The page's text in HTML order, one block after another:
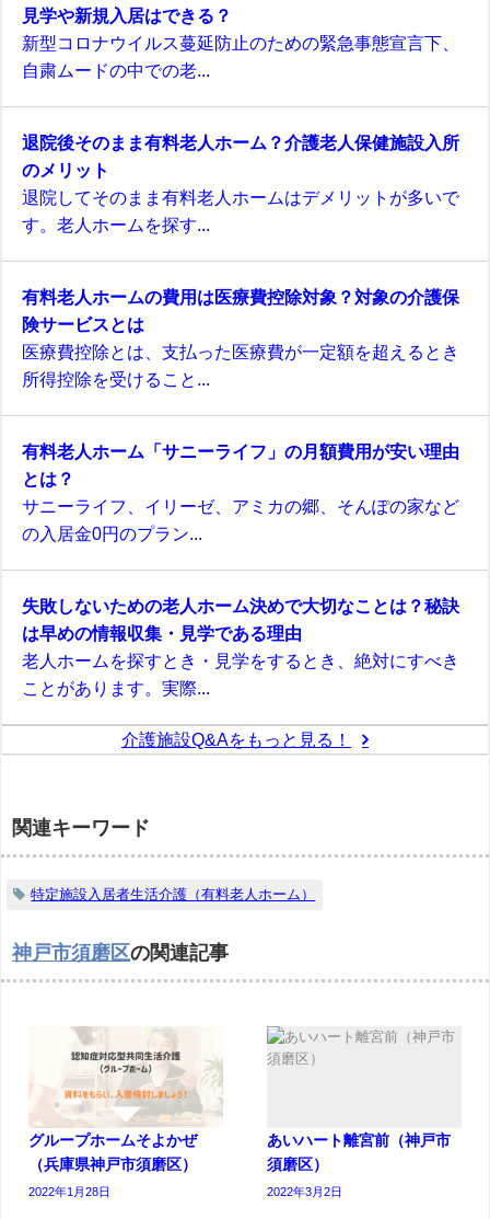
見学や新規入居はできる？
新型コロナウイルス蔓延防止のための緊急事態宣言下、
自粛ムードの中での老...
退院後そのまま有料老人ホーム？介護老人保健施設入所
のメリット
退院してそのまま有料老人ホームはデメリットが多いで
す。老人ホームを探す...
有料老人ホームの費用は医療費控除対象？対象の介護保
険サービスとは
医療費控除とは、支払った医療費が一定額を超えるとき
所得控除を受けること...
有料老人ホーム「サニーライフ」の月額費用が安い理由
とは？
サニーライフ、イリーゼ、アミカの郷、そんぽの家など
の入居金0円のプラン...
失敗しないための老人ホーム決めで大切なことは？秘訣
は早めの情報収集・見学である理由
老人ホームを探すとき・見学をするとき、絶対にすべき
ことがあります。実際...
介護施設Q&Aをもっと見る！
関連キーワード
特定施設入居者生活介護（有料老人ホーム）
神戸市須磨区の関連記事
グループホームそよかぜ
（兵庫県神戸市須磨区）
2022年1月28日
あいハート離宮前（神戸市
須磨区）
2022年3月2日